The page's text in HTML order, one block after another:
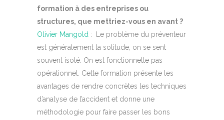
formation à des entreprises ou
structures, que mettriez-vous en avant ?
Olivier Mangold : Le problème du préventeur
est généralement la solitude, on se sent
souvent isolé. On est fonctionnelle pas
opérationnel. Cette formation présente les
avantages de rendre concrètes les techniques
d’analyse de l’accident et donne une
méthodologie pour faire passer les bons